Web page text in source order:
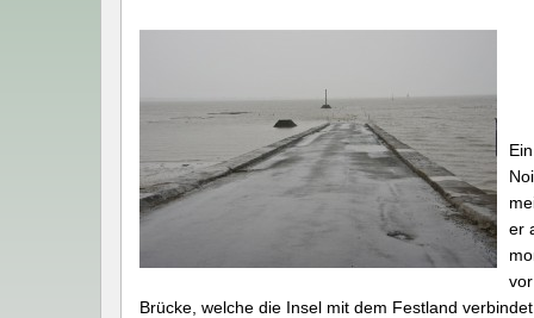
er
Brücke, welche die Insel mit dem Festland